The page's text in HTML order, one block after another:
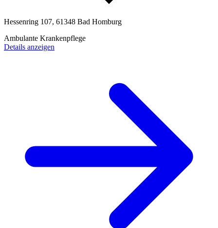
Hessenring 107, 61348 Bad Homburg
Ambulante Krankenpflege
Details anzeigen